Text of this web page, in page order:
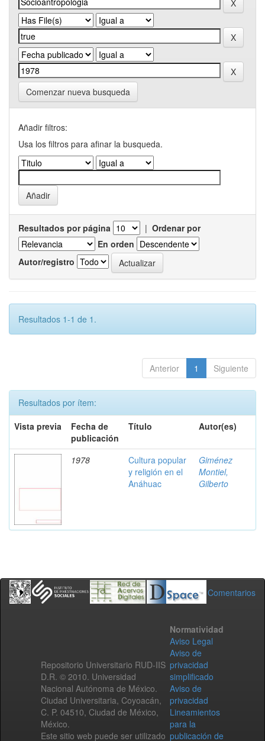
Comenzar nueva busqueda
Añadir filtros:
Usa los filtros para afinar la busqueda.
Resultados por página | Ordenar por
En orden
Autor/registro
Resultados 1-1 de 1.
Anterior 1 Siguiente
Resultados por ítem:
Vista previa
Fecha de
publicación
Título Autor(es)
1978
Cultura popular
y religión en el
Anáhuac
Giménez
Montiel,
Gilberto
Comentarios
Repositorio Universitario RUD-IIS
D.R. © 2010. Universidad
Nacional Autónoma de México.
Ciudad Universitaria, Coyoacán,
C. P. 04510, Ciudad de México,
México.
Este sitio web puede ser utilizado
Normatividad
Aviso Legal
Aviso de
privacidad
simplificado
Aviso de
privacidad
Lineamientos
para la
publicación de